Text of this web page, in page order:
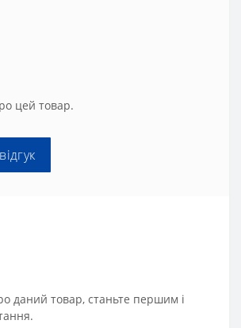
цей товар.
даний товар, станьте першим і